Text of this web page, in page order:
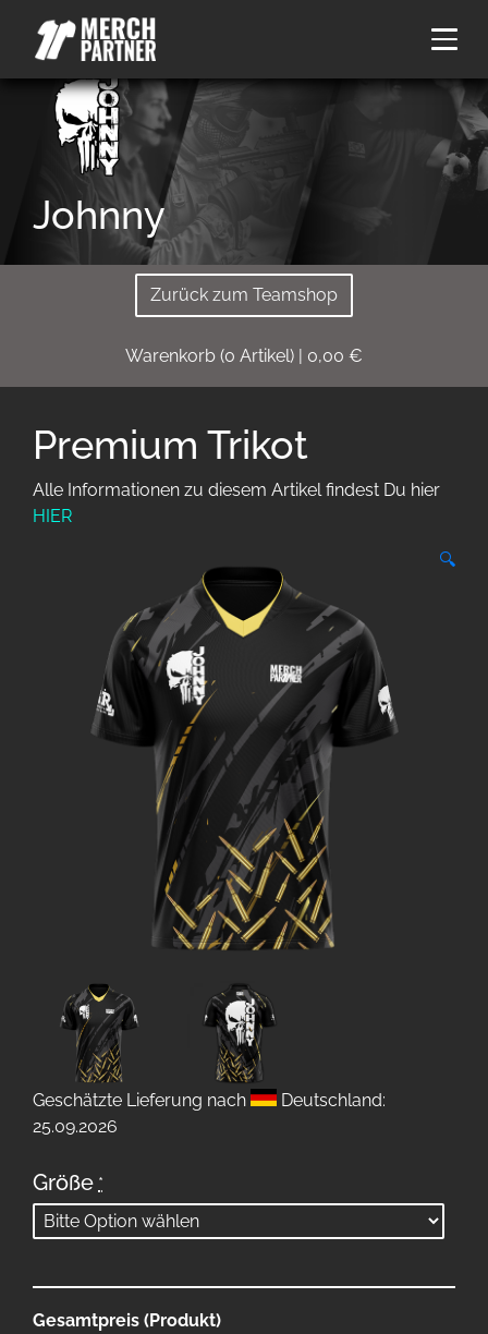
Johnny
Zurück zum Teamshop
Warenkorb (0 Artikel) | 0,00 €
Premium Trikot
Alle Informationen zu diesem Artikel findest Du hier
HIER
🔍
Geschätzte Lieferung nach
Deutschland:
25.09.2026
Größe *
Gesamtpreis (Produkt)